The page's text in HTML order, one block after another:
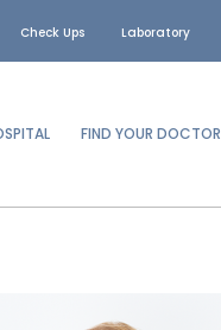
Check Ups Laboratory
FIND YOUR DOCTOR